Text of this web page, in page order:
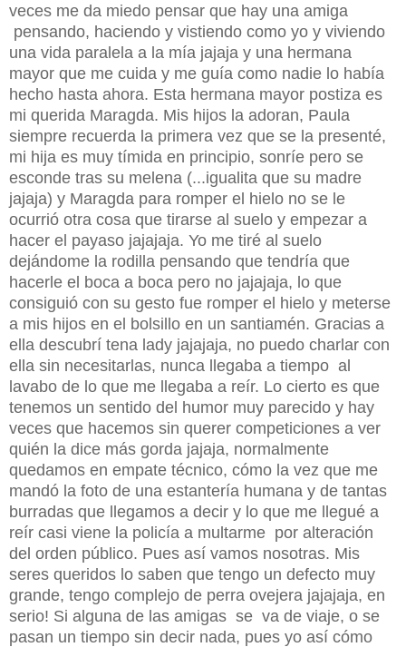
veces me da miedo pensar que hay una amiga
pensando, haciendo y vistiendo como yo y viviendo
una vida paralela a la mía jajaja y una hermana
mayor que me cuida y me guía como nadie lo había
hecho hasta ahora. Esta hermana mayor postiza es
mi querida Maragda. Mis hijos la adoran, Paula
siempre recuerda la primera vez que se la presenté,
mi hija es muy tímida en principio, sonríe pero se
esconde tras su melena (...igualita que su madre
jajaja) y Maragda para romper el hielo no se le
ocurrió otra cosa que tirarse al suelo y empezar a
hacer el payaso jajajaja. Yo me tiré al suelo
dejándome la rodilla pensando que tendría que
hacerle el boca a boca pero no jajajaja, lo que
consiguió con su gesto fue romper el hielo y meterse
a mis hijos en el bolsillo en un santiamén. Gracias a
ella descubrí tena lady jajajaja, no puedo charlar con
ella sin necesitarlas, nunca llegaba a tiempo al
lavabo de lo que me llegaba a reír. Lo cierto es que
tenemos un sentido del humor muy parecido y hay
veces que hacemos sin querer competiciones a ver
quién la dice más gorda jajaja, normalmente
quedamos en empate técnico, cómo la vez que me
mandó la foto de una estantería humana y de tantas
burradas que llegamos a decir y lo que me llegué a
reír casi viene la policía a multarme por alteración
del orden público. Pues así vamos nosotras. Mis
seres queridos lo saben que tengo un defecto muy
grande, tengo complejo de perra ovejera jajajaja, en
serio! Si alguna de las amigas se va de viaje, o se
pasan un tiempo sin decir nada, pues yo así cómo